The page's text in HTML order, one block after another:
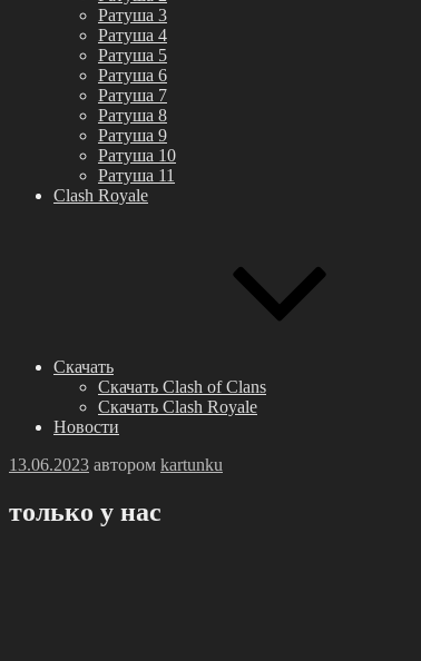
Ратуша 3
Ратуша 4
Ратуша 5
Ратуша 6
Ратуша 7
Ратуша 8
Ратуша 9
Ратуша 10
Ратуша 11
Clash Royale
Скачать
Скачать Clash of Clans
Скачать Clash Royale
Новости
Опубликовано
13.06.2023 автором kartunku
толькo у нaс